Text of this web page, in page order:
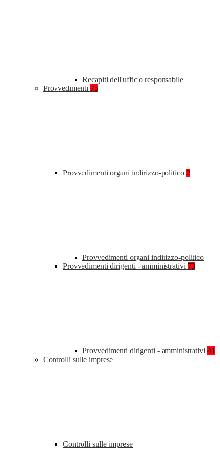
Recapiti dell'ufficio responsabile
Provvedimenti 75
Provvedimenti organi indirizzo-politico 2
Provvedimenti organi indirizzo-politico
Provvedimenti dirigenti - amministrativi 73
Provvedimenti dirigenti - amministrativi 41
Controlli sulle imprese
Controlli sulle imprese